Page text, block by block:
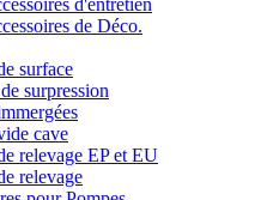
d'entretien
de Déco.
surface
surpression
cave
relevage EP et EU
relevage